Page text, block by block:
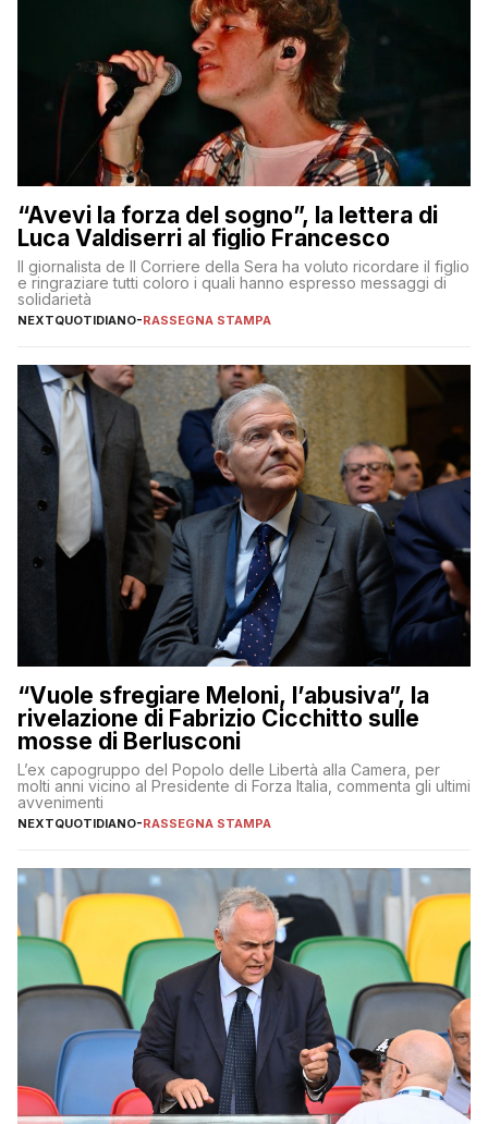
“Avevi la forza del sogno”, la lettera di
Luca Valdiserri al figlio Francesco
Il giornalista de Il Corriere della Sera ha voluto ricordare il figlio
e ringraziare tutti coloro i quali hanno espresso messaggi di
solidarietà
NEXTQUOTIDIANO-RASSEGNA STAMPA
“Vuole sfregiare Meloni, l’abusiva”, la
rivelazione di Fabrizio Cicchitto sulle
mosse di Berlusconi
L’ex capogruppo del Popolo delle Libertà alla Camera, per
molti anni vicino al Presidente di Forza Italia, commenta gli ultimi
avvenimenti
NEXTQUOTIDIANO-RASSEGNA STAMPA